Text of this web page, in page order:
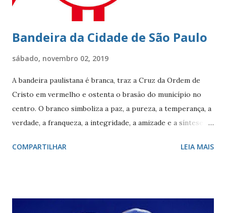
finalidade de explor...
Bandeira da Cidade de São Paulo
sábado, novembro 02, 2019
A bandeira paulistana é branca, traz a Cruz da Ordem de
Cristo em vermelho e ostenta o brasão do município no
centro. O branco simboliza a paz, a pureza, a temperança, a
verdade, a franqueza, a integridade, a amizade e a síntese
valor, a galhardia, a generosidade e a honra. A cruz evoca a
Paulo. O brasão consiste num braço armado empunhando
COMPARTILHAR LEIA MAIS